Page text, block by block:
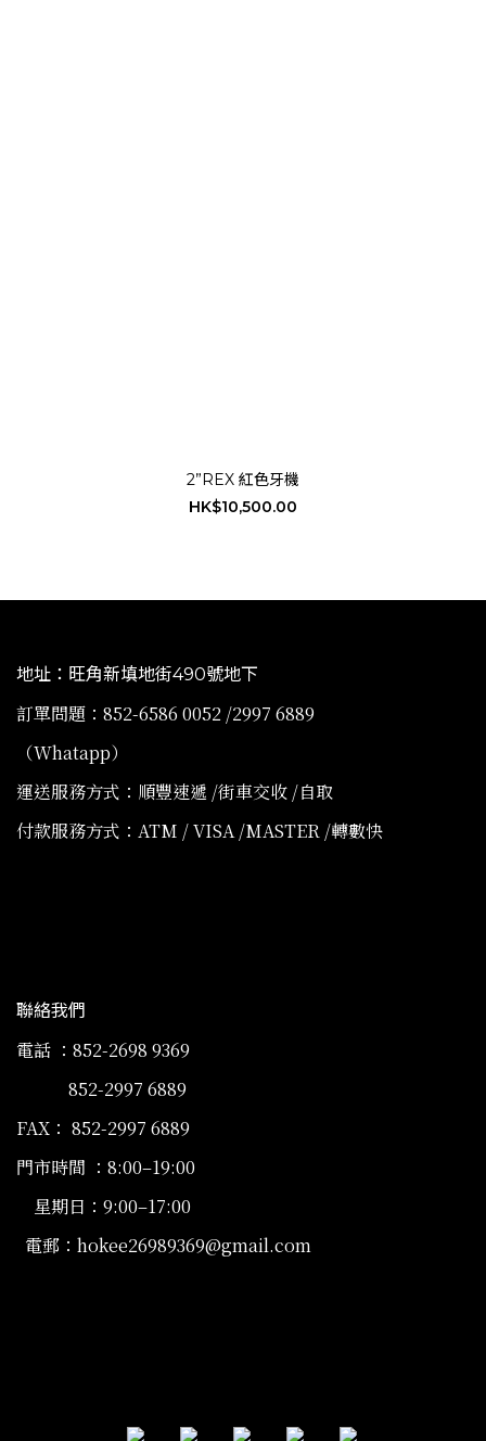
2”REX 紅色牙機
HK$10,500.00
地址：旺角新填地街490號地下
訂單問題：852-6586 0052 /2997 6889
（Whatapp）
運送服務方式：順豐速遞 /街車交收 /自取
付款服務方式：ATM / VISA /MASTER /轉數快
聯絡我們
電話 ：852-2698 9369
852-2997 6889
FAX： 852-2997 6889
門市時間 ：8:00–19:00
星期日：9:00–17:00
電郵：hokee26989369@gmail.com